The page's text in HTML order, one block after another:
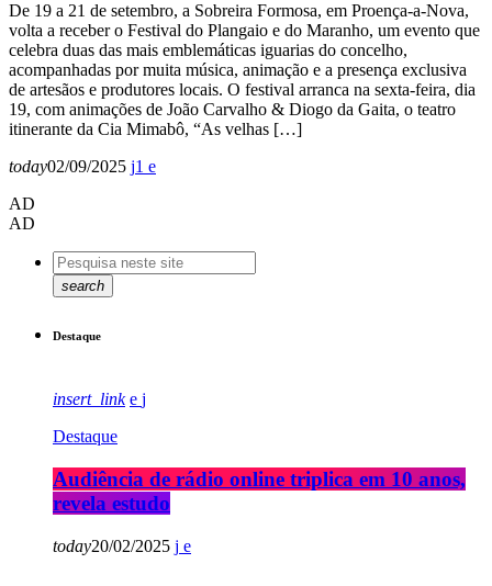
De 19 a 21 de setembro, a Sobreira Formosa, em Proença-a-Nova,
volta a receber o Festival do Plangaio e do Maranho, um evento que
celebra duas das mais emblemáticas iguarias do concelho,
acompanhadas por muita música, animação e a presença exclusiva
de artesãos e produtores locais. O festival arranca na sexta-feira, dia
19, com animações de João Carvalho & Diogo da Gaita, o teatro
itinerante da Cia Mimabô, “As velhas […]
today02/09/2025 1
AD
AD
search
Destaque
insert_link
Destaque
Audiência de rádio online triplica em 10 anos,
revela estudo
today20/02/2025